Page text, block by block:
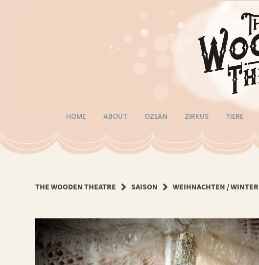
HOME ABOUT OZEAN ZIRKUS TIERE
THE WOODEN THEATRE SAISON WEIHNACHTEN / WINTER